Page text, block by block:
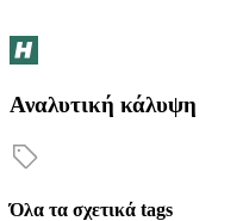
Αναλυτική κάλυψη
Όλα τα σχετικά tags